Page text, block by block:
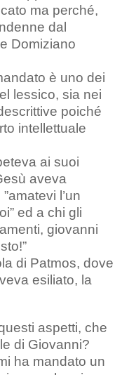
ma perché,
dal
Domiziano
è uno dei
lessico, sia nei
poiché
intellettuale
ai suoi
aveva
l’un
ed a chi gli
giovanni
di Patmos, dove
esiliato, la
aspetti, che
di Giovanni?
ha mandato un